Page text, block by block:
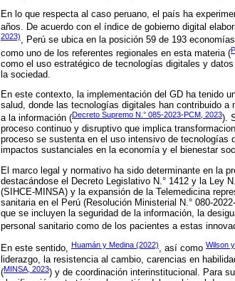
En lo que respecta al caso peruano, el país ha
años. De acuerdo con el índice de gobierno digital
2023), Perú se ubica en la posición 59 de 193
como uno de los referentes regionales en esta materia (
como el uso estratégico de tecnologías digitales y
la sociedad.
En este contexto, la implementación del GD ha tenido
salud, donde las tecnologías digitales han contribuido
a la información (Decreto Supremo N.° 085-2023-PCM, 2023).
proceso continuo y disruptivo que implica
proceso se sustenta en el uso intensivo de
impactos sustanciales en la economía y el bienestar
El marco legal y normativo ha sido determinante en la
destacándose el Decreto Legislativo N.° 1412 y la Ley
(SIHCE-MINSA) y la expansión de la Telemedicina
sanitaria en el Perú (Resolución Ministerial N.° 080-
que se incluyen la seguridad de la información, la
personal sanitario como de los pacientes a estas
En este sentido, Huamán y Medina (2022), así como Wilson
liderazgo, la resistencia al cambio, carencias en
(MINSA, 2023) y de coordinación interinstitucional. Para